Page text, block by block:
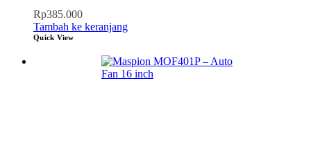
Rp385.000
Tambah ke keranjang
Quick View